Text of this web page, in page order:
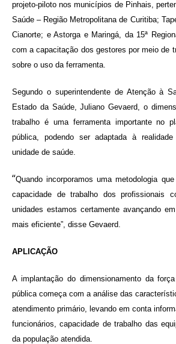
projeto-piloto nos municípios de Pinhais,
Saúde – Região Metropolitana de Curitiba;
Cianorte; e Astorga e Maringá, da 15ª
com a capacitação dos gestores por meio de
sobre o uso da ferramenta.
Segundo o superintendente de Atenção à
Estado da Saúde, Juliano Gevaerd, o
trabalho é uma ferramenta importante no
pública, podendo ser adaptada à
unidade de saúde.
“Quando incorporamos uma metodologia
capacidade de trabalho dos profissionais
unidades estamos certamente avançando
mais eficiente”, disse Gevaerd.
APLICAÇÃO
A implantação do dimensionamento da
pública começa com a análise das
atendimento primário, levando em conta
funcionários, capacidade de trabalho das
da população atendida.